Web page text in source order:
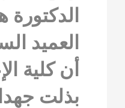
العميد
أن كلية
بذلت